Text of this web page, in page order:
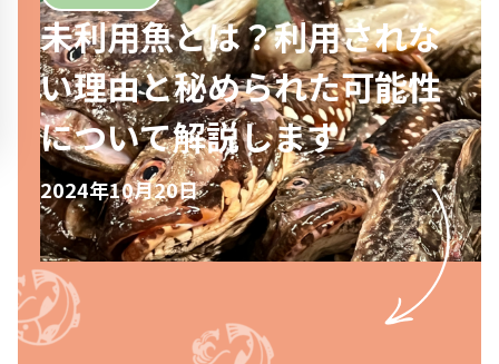
未利用魚とは？利用されな
い理由と秘められた可能性
について解説します
2024年10月20日